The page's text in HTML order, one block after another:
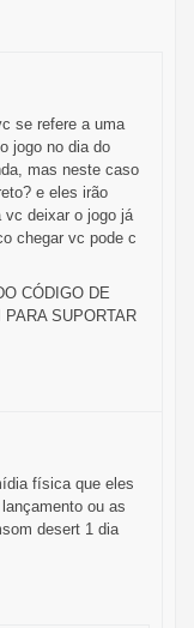
se refere a uma
jogo no dia do
mas neste caso
e eles irão
vc deixar o jogo já
chegar vc pode c
CÓDIGO DE
SUPORTAR
física que eles
ou as
desert 1 dia